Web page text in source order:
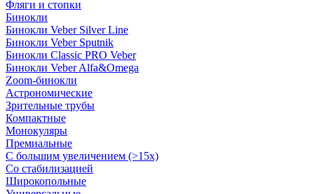
Фляги и стопки
Бинокли
Бинокли Veber Silver Line
Бинокли Veber Sputnik
Бинокли Classic PRO Veber
Бинокли Veber Alfa&Omega
Zoom-бинокли
Астрономические
Зрительные трубы
Компактные
Монокуляры
Премиальные
С большим увеличением (>15x)
Со стабилизацией
Широкопольные